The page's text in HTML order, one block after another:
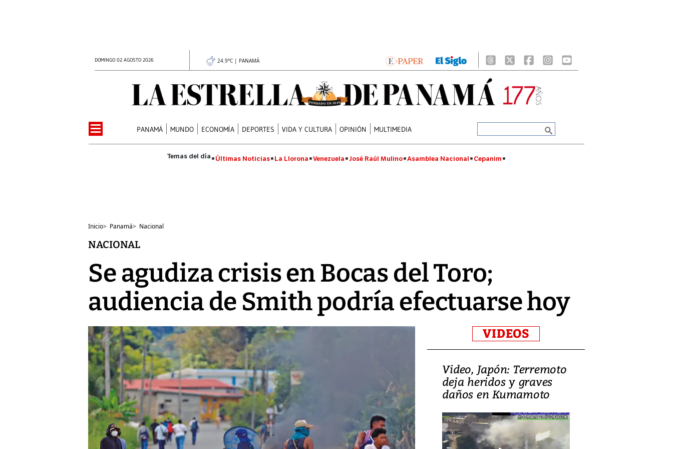
DOMINGO 02 AGOSTO 2026 24.9°C | PANAMÁ
PANAMÁ MUNDO ECONOMÍA DEPORTES VIDA Y CULTURA OPINIÓN MULTIMEDIA
Últimas Noticias La Llorona Venezuela José Raúl Mulino Asamblea Nacional Cepanim
Inicio> Panamá> Nacional
NACIONAL
Se agudiza crisis en Bocas del Toro;
audiencia de Smith podría efectuarse hoy
VIDEOS
Isidro Carbonell,
director de la Lotería:
‘Vamos a ser más
transparentes, tengan fe
Video, Japón: Terremoto
deja heridos y graves
daños en Kumamoto